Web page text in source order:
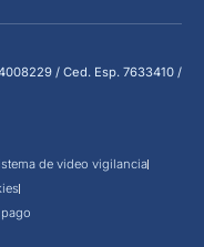
/ Ced. Esp. 7633410 /
de video vigilancia